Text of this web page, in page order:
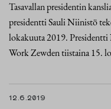
Tasavallan presidentin
presidentti Sauli Niinistö
lokakuuta 2019. Presidentti
Work Zewden tiistaina 15.
12.6.2019